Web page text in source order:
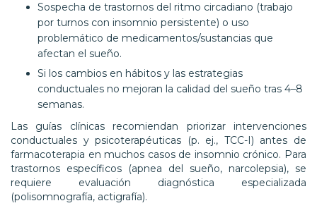
Sospecha de trastornos del ritmo circadiano (trabajo
por turnos con insomnio persistente) o uso
problemático de medicamentos/sustancias que
afectan el sueño.
Si los cambios en hábitos y las estrategias
conductuales no mejoran la calidad del sueño tras 4–8
semanas.
Las guías clínicas recomiendan priorizar intervenciones
conductuales y psicoterapéuticas (p. ej., TCC-I) antes de
farmacoterapia en muchos casos de insomnio crónico. Para
trastornos específicos (apnea del sueño, narcolepsia), se
requiere evaluación diagnóstica especializada
(polisomnografía, actigrafía).